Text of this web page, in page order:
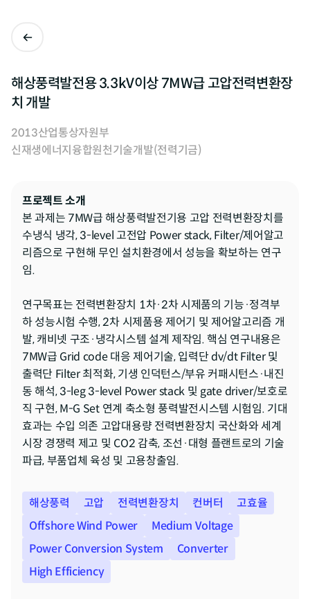
해상풍력발전용 3.3kV이상 7MW급 고압전력변환장
치 개발
2013산업통상자원부
신재생에너지융합원천기술개발(전력기금)
프로젝트 소개
본 과제는 7MW급 해상풍력발전기용 고압 전력변환장치를
수냉식 냉각, 3-level 고전압 Power stack, Filter/제어알고
리즘으로 구현해 무인 설치환경에서 성능을 확보하는 연구
임.
연구목표는 전력변환장치 1차·2차 시제품의 기능·정격부
하 성능시험 수행, 2차 시제품용 제어기 및 제어알고리즘 개
발, 캐비넷 구조·냉각시스템 설계 제작임. 핵심 연구내용은
7MW급 Grid code 대응 제어기술, 입력단 dv/dt Filter 및
출력단 Filter 최적화, 기생 인덕턴스/부유 커패시턴스·내진
동 해석, 3-leg 3-level Power stack 및 gate driver/보호로
직 구현, M-G Set 연계 축소형 풍력발전시스템 시험임. 기대
효과는 수입 의존 고압대용량 전력변환장치 국산화와 세계
시장 경쟁력 제고 및 CO2 감축, 조선·대형 플랜트로의 기술
파급, 부품업체 육성 및 고용창출임.
해상풍력 고압 전력변환장치 컨버터
고효율
Offshore Wind Power
Medium Voltage
Power Conversion System
Converter
High Efficiency